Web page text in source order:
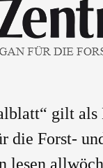
gilt als
die Forst-
lesen